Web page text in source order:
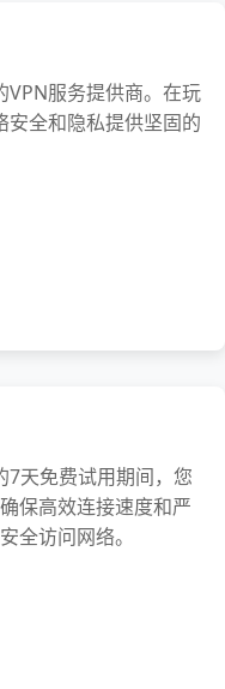
服务提供商。在玩
全和隐私提供坚固的
天免费试用期间，您
保高效连接速度和严
全访问网络。